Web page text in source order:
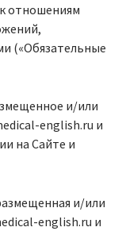
отношениям
(«Обязательные
и/или
english.ru и
на Сайте и
и/или
english.ru и